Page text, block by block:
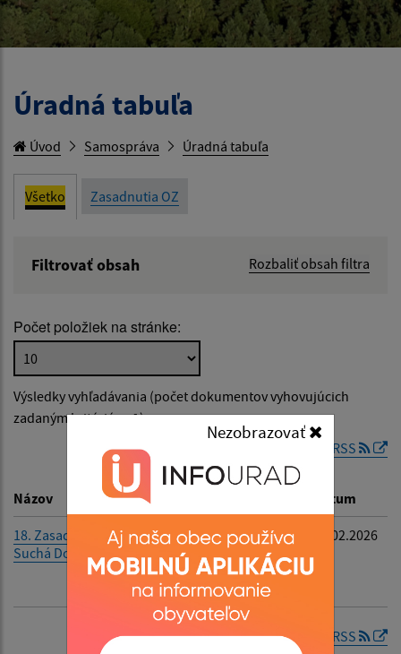
Nezobrazovať
Úradná tabuľa
Úvod Samospráva Úradná tabuľa
Všetko Zasadnutia OZ
Filtrovať obsah Rozbaliť obsah filtra
Popis:
Dátum zverejnenia od:
Dátum zverejnenia do:
Filtrovať Reset
Počet položiek na stránke:
Výsledky vyhľadávania (počet dokumentov vyhovujúcich
zadaným kritériám: 1)
RSS
Názov Dátum
18. Zasadnutie OcZ
Suchá Dolina
Zasadnutie
Obecného
zastupiteľstva
8.2.2026
06.02.2026
RSS